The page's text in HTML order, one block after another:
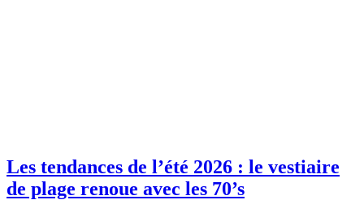
Les tendances de l’été 2026 : le vestiaire
de plage renoue avec les 70’s